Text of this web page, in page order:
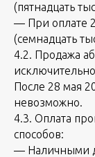
(пятнадцать
— При оплате
(семнадцать
4.2. Продажа
После 28 мая
невозможно.
4.3. Оплата
способов:
— Наличными